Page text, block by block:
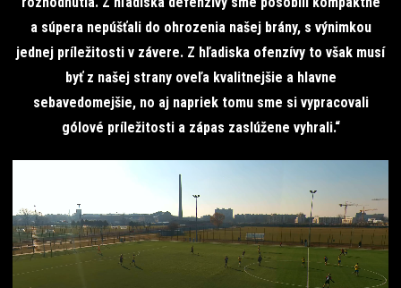
a súpera nepúšťali do ohrozenia našej brány, s výnimkou
jednej príležitosti v závere. Z hľadiska ofenzívy to však musí
byť z našej strany oveľa kvalitnejšie a hlavne
sebavedomejšie, no aj napriek tomu sme si vypracovali
gólové príležitosti a zápas zaslúžene vyhrali.“